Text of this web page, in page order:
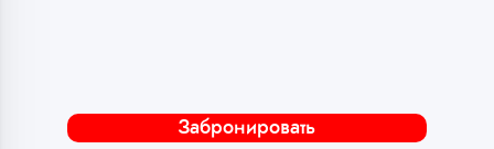
Забронировать